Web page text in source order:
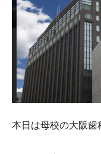
本日は母校の大阪歯